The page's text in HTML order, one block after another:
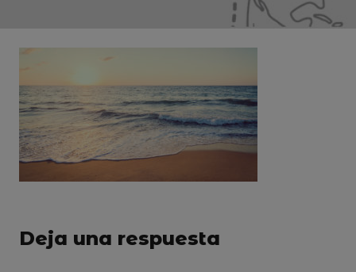
Deja una respuesta